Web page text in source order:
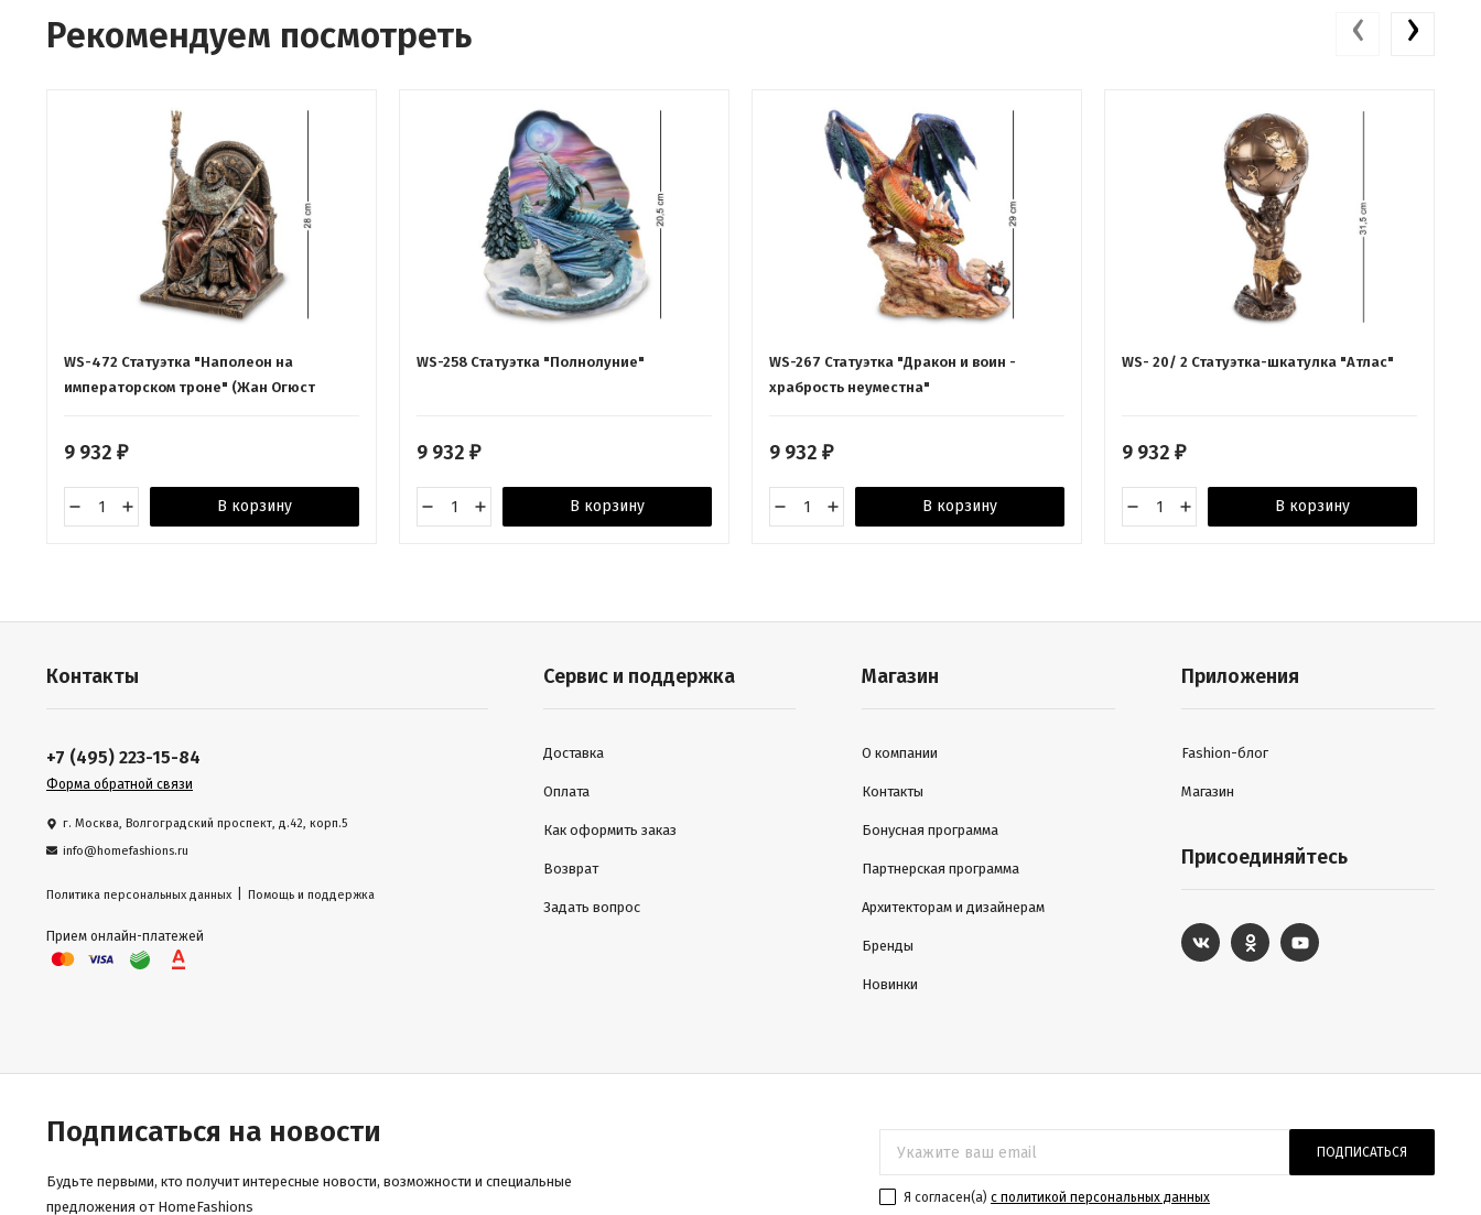
Рекомендуем посмотреть
WS-472 Статуэтка "Наполеон на
императорском троне" (Жан Огюст
9 932 ₽
В корзину
WS-258 Статуэтка "Полнолуние"
9 932 ₽
В корзину
WS-267 Статуэтка "Дракон и воин -
храбрость неуместна"
9 932 ₽
В корзину
WS- 20/ 2 Статуэтка-шкатулка "Атлас"
9 932 ₽
В корзину
‹ ›
Контакты
+7 (495) 223-15-84
Форма обратной связи
г. Москва, Волгоградский проспект, д.42, корп.5
info@homefashions.ru
Политика персональных данных Помощь и поддержка
Прием онлайн-платежей
Сервис и поддержка
Доставка
Оплата
Как оформить заказ
Возврат
Задать вопрос
Магазин
О компании
Контакты
Бонусная программа
Партнерская программа
Архитекторам и дизайнерам
Бренды
Новинки
Приложения
Fashion-блог
Магазин
Присоединяйтесь
Подписаться на новости
Будьте первыми, кто получит интересные новости, возможности и специальные
предложения от HomeFashions
ПОДПИСАТЬСЯ
Я согласен(a) с политикой персональных данных